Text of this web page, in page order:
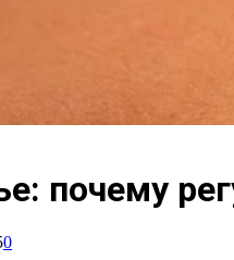
почему
0